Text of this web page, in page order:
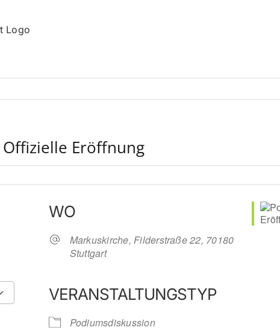
Eröffnung
Google Kalender
WO
Markuskirche, Filderstraße 22, 70180
Stuttgart
VERANSTALTUNGSTYP
Podiumsdiskussion